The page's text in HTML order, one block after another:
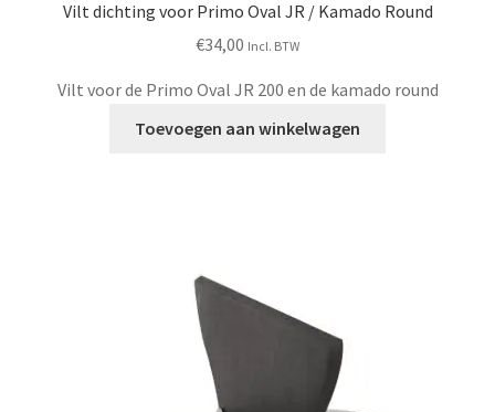
Vilt dichting voor Primo Oval JR / Kamado Round
€34,00 Incl. BTW
Vilt voor de Primo Oval JR 200 en de kamado round
Toevoegen aan winkelwagen